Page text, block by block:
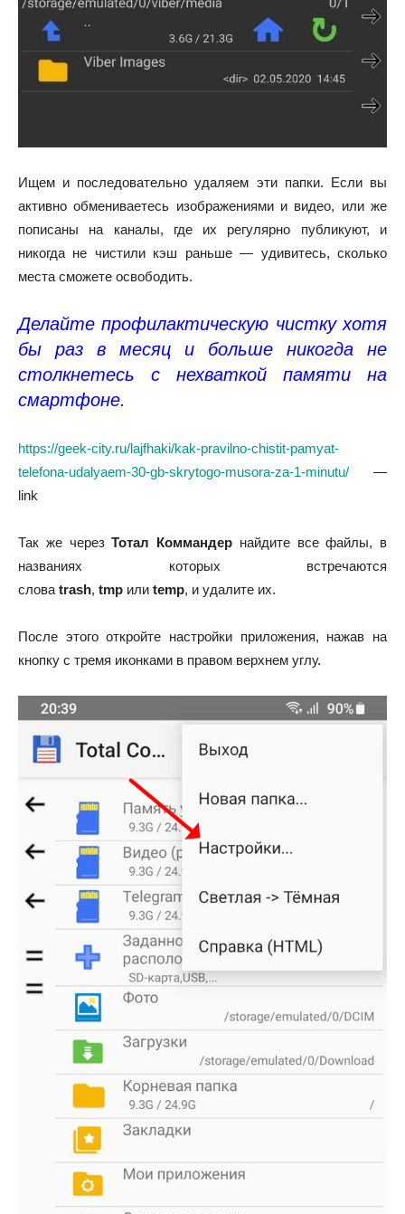
Ищем и последовательно удаляем эти папки. Если вы
активно обмениваетесь изображениями и видео, или же
пописаны на каналы, где их регулярно публикуют, и
никогда не чистили кэш раньше — удивитесь, сколько
места сможете освободить.
Делайте профилактическую чистку хотя
бы раз в месяц и больше никогда не
столкнетесь с нехваткой памяти на
смартфоне.
https://geek-city.ru/lajfhaki/kak-pravilno-chistit-pamyat-
telefona-udalyaem-30-gb-skrytogo-musora-za-1-minutu/ —
link
Так же черезТотал Коммандер найдите все файлы, в
названиях которых встречаются
слова trash, tmp или temp, и удалите их.
После этого откройте настройки приложения, нажав на
кнопку с тремя иконками в правом верхнем углу.